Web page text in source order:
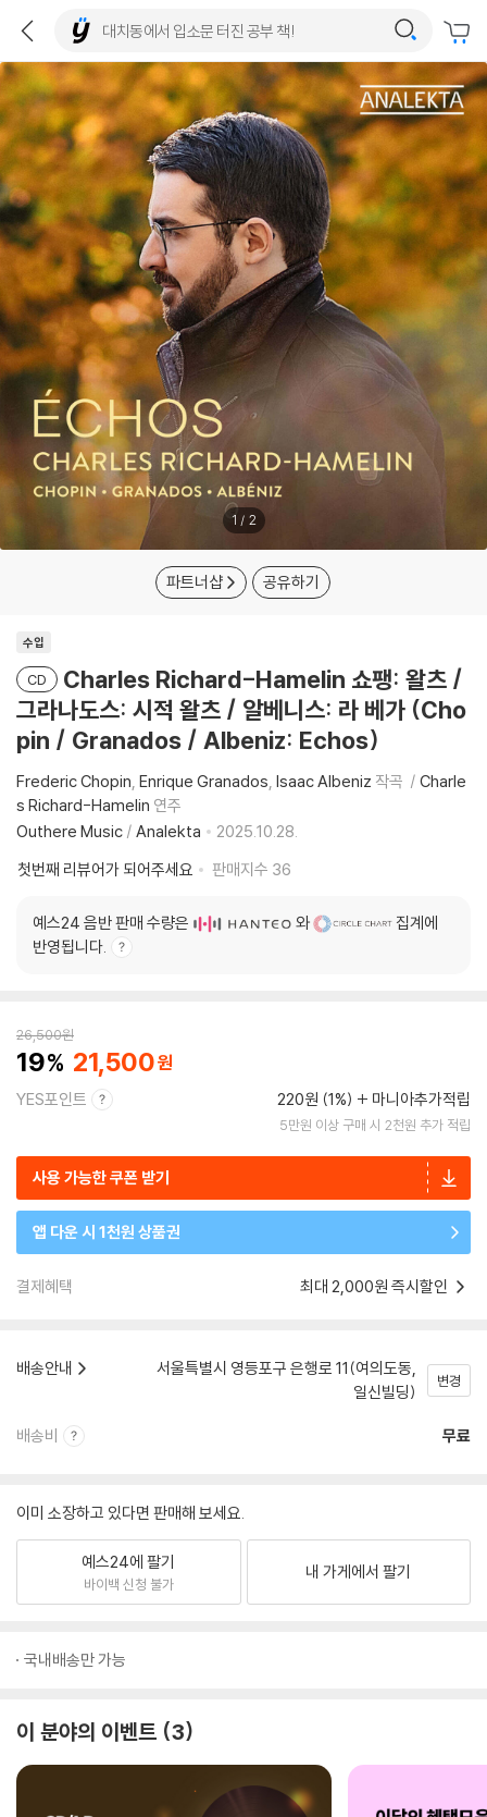
1 / 2
파트너샵 공유하기
수입
CD
Charles Richard-Hamelin 쇼팽: 왈츠 /
그라나도스: 시적 왈츠 / 알베니스: 라 베가 (Cho
pin / Granados / Albeniz: Echos)
Frederic Chopin Enrique Granados Isaac Albeniz 작곡
Charle
s Richard-Hamelin 연주
Outhere Music / Analekta
2025.10.28.
첫번째 리뷰어가 되어주세요
판매지수 36
예스24 음반 판매 수량은 와
집계에
반영됩니다.
26,500원
19 21,500
YES포인트 220원 (1%) 마니아추가적립
5만원 이상 구매 시 2천원 추가 적립
사용 가능한 쿠폰 받기
앱 다운 시 1천원 상품권
결제혜택 최대 2,000원 즉시할인
배송안내
서울특별시 영등포구 은행로 11(여의도동,
일신빌딩)
변경
배송비 무료
이미 소장하고 있다면 판매해 보세요.
예스24에 팔기
바이백 신청 불가
내 가게에서 팔기
국내배송만 가능
이 분야의 이벤트 3